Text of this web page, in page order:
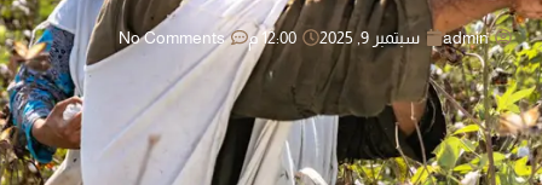
admin سبتمبر 9, 2025 12:00 م No Comments